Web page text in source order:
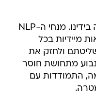
הנחת הבסיס של ה-NLP היא כי היכולת לבחור את גישתנו למצבים בחיים נתונה בידינו. מנחי ה-NLP
מיידיות בכל
ולחזק את
מתחושת חוסר
התמודדות עם